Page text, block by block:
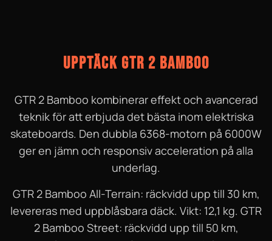
UPPTÄCK GTR 2 BAMBOO
GTR 2 Bamboo kombinerar effekt och avancerad
teknik för att erbjuda det bästa inom elektriska
skateboards. Den dubbla 6368-motorn på 6000W
ger en jämn och responsiv acceleration på alla
underlag.
GTR 2 Bamboo All-Terrain: räckvidd upp till 30 km,
levereras med uppblåsbara däck. Vikt: 12,1 kg. GTR
2 Bamboo Street: räckvidd upp till 50 km,